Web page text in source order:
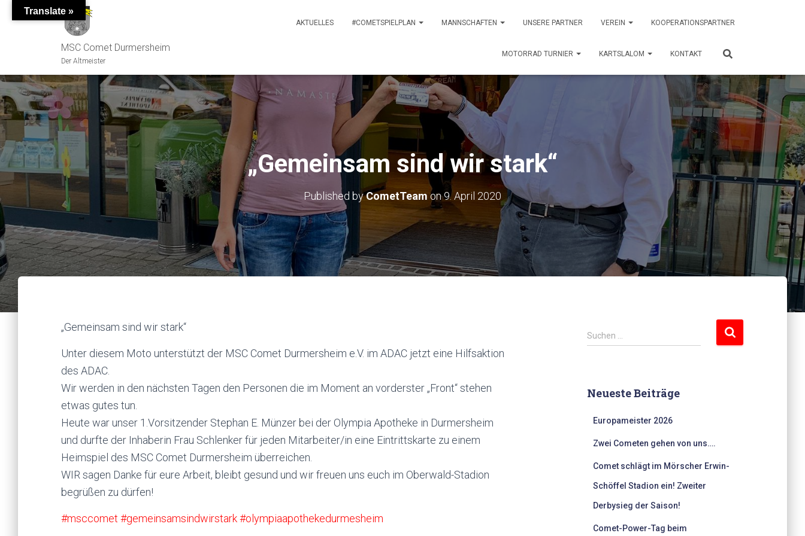
MSC Comet Durmersheim
Der Altmeister
AKTUELLES #COMETSPIELPLAN MANNSCHAFTEN UNSERE PARTNER VEREIN KOOPERATIONSPARTNER
MOTORRAD TURNIER KARTSLALOM KONTAKT
„Gemeinsam sind wir stark“
Published byCometTeamon9. April 2020
„Gemeinsam sind wir stark“
Unter diesem Moto unterstützt der MSC Comet Durmersheim e.V. im ADAC jetzt eine Hilfsaktion
des ADAC.
Wir werden in den nächsten Tagen den Personen die im Moment an vorderster „Front“ stehen
etwas gutes tun.
Heute war unser 1.Vorsitzender Stephan E. Münzer bei der Olympia Apotheke in Durmersheim
und durfte der Inhaberin Frau Schlenker für jeden Mitarbeiter/in eine Eintrittskarte zu einem
Heimspiel des MSC Comet Durmersheim überreichen.
WIR sagen Danke für eure Arbeit, bleibt gesund und wir freuen uns euch im Oberwald-Stadion
begrüßen zu dürfen!
#msccomet #gemeinsamsindwirstark#olympiaapothekedurmesheim
S
u
n
Suchen …
Neueste Beiträge
Europameister 2026
Zwei Cometen gehen von uns….
Comet schlägt im Mörscher Erwin-
Schöffel Stadion ein! Zweiter
Derbysieg der Saison!
Comet-Power-Tag beim
Translate »